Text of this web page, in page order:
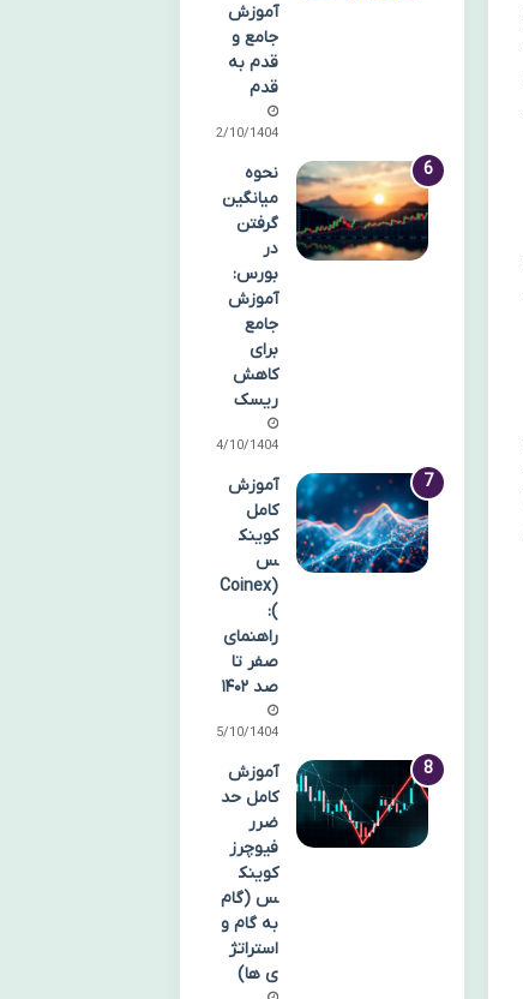
آموزش
جامع و
قدم به
قدم
12/10/1404
نحوه
میانگین
گرفتن
در
بورس:
آموزش
جامع
برای
کاهش
ریسک
14/10/1404
آموزش
کامل
کوینک
س
(Coinex
):
راهنمای
صفر تا
صد ۱۴۰۲
15/10/1404
آموزش
کامل حد
ضرر
فیوچرز
کوینک
س (گام
به گام و
استراتژ
ی ها)